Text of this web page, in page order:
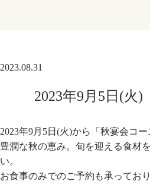
2023.08.31
2023年9月5日(火
2023年9月5日(火)から「秋宴会コ
豊潤な秋の恵み。旬を迎える食材
い。
お食事のみでのご予約も承ってお